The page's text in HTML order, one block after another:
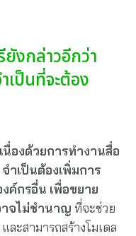
งกล่าวอีกว่า
เป็นที่จะต้อง
องด้วยการทำงานสื่อ
ำเป็นต้องเพิ่มการ
ค์กรอื่น เพื่อขยาย
าจไม่ชำนาญ ที่จะช่วย
ละสามารถสร้างโมเดล